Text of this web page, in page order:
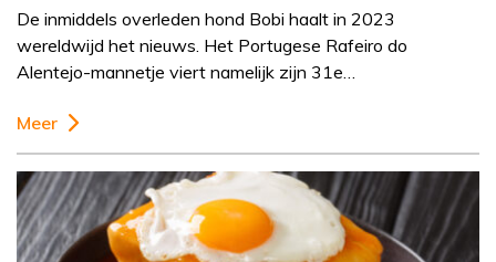
De inmiddels overleden hond Bobi haalt in 2023
wereldwijd het nieuws. Het Portugese Rafeiro do
Alentejo-mannetje viert namelijk zijn 31e…
Meer